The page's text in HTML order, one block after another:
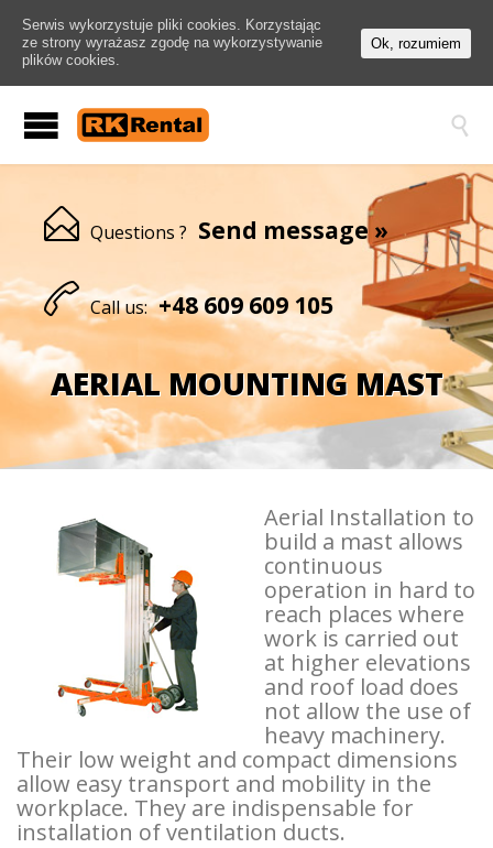

 Questions ? Send message »
 Call us: +48609 609 105
AERIAL MOUNTING MAST
Aerial Installation to
build a mast allows
continuous
operation in hard to
reach places where
work is carried out
at higher elevations
and roof load does
not allow the use of
heavy machinery.
Their low weight and compact dimensions
allow easy transport and mobility in the
workplace. They are indispensable for
installation of ventilation ducts.
Serwis wykorzystuje pliki cookies. Korzystając
ze strony wyrażasz zgodę na wykorzystywanie
plików cookies.
Ok, rozumiem